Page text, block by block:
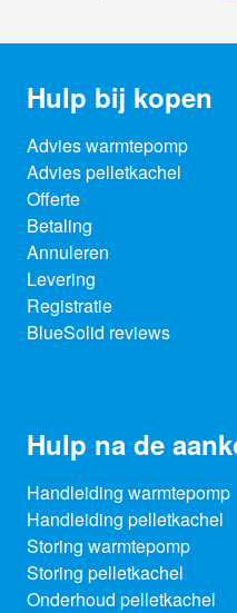
Hulp bij kopen
Advies warmtepomp
Advies pelletkachel
Offerte
Betaling
Annuleren
Levering
Registratie
BlueSolid reviews
Hulp na de
Handleiding warmtepomp
Handleiding pelletkachel
Storing warmtepomp
Storing pelletkachel
Onderhoud pelletkachel